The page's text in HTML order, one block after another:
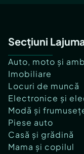
Secțiuni
Auto, moto și
Imobiliare
Locuri de muncă
Electronice și
Modă și
Piese auto
Casă și grădină
Mama și copilul